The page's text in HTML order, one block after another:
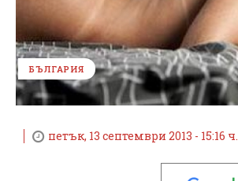
БЪЛГАРИЯ
петък, 13 септември 2013 - 15:16 ч.